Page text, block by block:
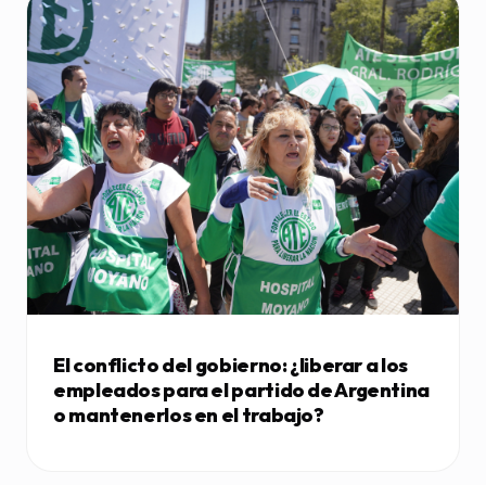
El conflicto del gobierno: ¿liberar a los
empleados para el partido de Argentina
o mantenerlos en el trabajo?